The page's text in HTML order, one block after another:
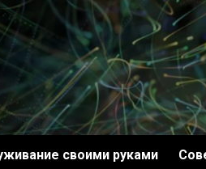
своими руками